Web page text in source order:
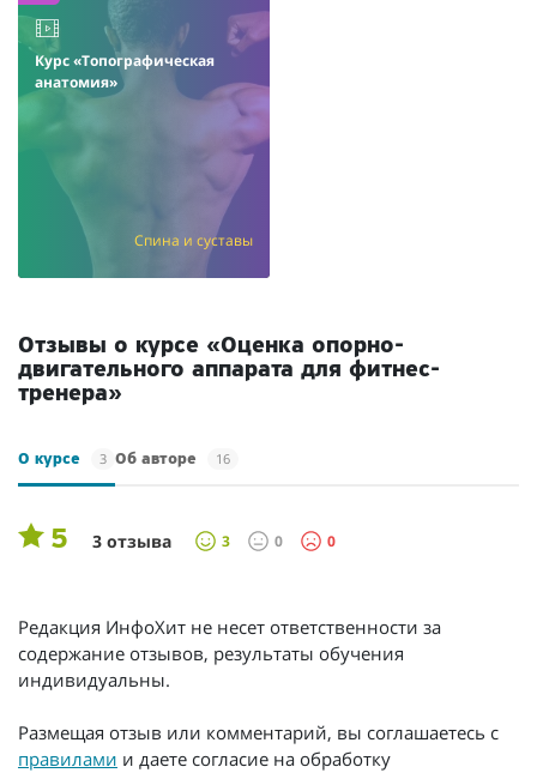
Курс «Топографическая
анатомия»
Спина и суставы
Отзывы о курсе «Оценка опорно-
двигательного аппарата для фитнес-
тренера»
О курсе 3 Об авторе 16
5 3 отзыва 3 0 0
Редакция ИнфоХит не несет ответственности за
содержание отзывов, результаты обучения
индивидуальны.
Размещая отзыв или комментарий, вы соглашаетесь с
правилами и даете согласие на обработку